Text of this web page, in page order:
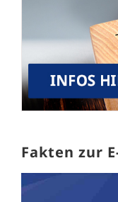
Fakten zur